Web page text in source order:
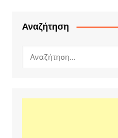
Αναζήτηση